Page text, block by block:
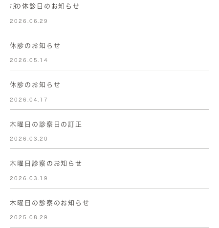
㋆の休診日のお知らせ
2026.06.29
休診のお知らせ
2026.05.14
休診のお知らせ
2026.04.17
木曜日の診察日の訂正
2026.03.20
木曜日診察のお知らせ
2026.03.19
木曜日の診察のお知らせ
2025.08.29